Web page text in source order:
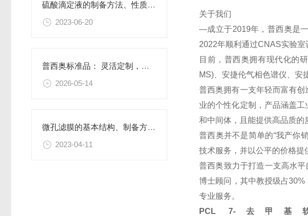
硫酸滴定液的制备方法、性质、使用注意事项以及应用领域
2023-06-20
普西奥标准品： 灵活定制，满足特殊需求
2026-05-14
微孔滤膜的基本结构、制备方法、性能特点以及应用领域
2023-04-11
关于我们
—成立于2019年，普西奥是
2022年顺利通过CNAS实验室
目前，普西奥拥有现代化的
MS)、安捷伦气相色谱仪、安
普西奥拥有一支年轻而富有
业的个性化定制，产品涵盖
和中间体，且能提供高品质的
普西奥并不是简单的“我产你
技术服务，并以公平的价格提
普西奥致力于打造一支高水
博士顾问，其中教授级占
专业服务。
PCL 7-去甲